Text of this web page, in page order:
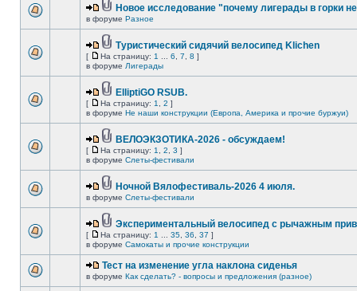
Новое исследование "почему лигерады в горки
в форуме Разное
Туристический сидячий велосипед Klichen
[ На страницу: 1 6 7 8 ]
в форуме Лигерады
ElliptiGO RSUB.
[ На страницу: 1 2 ]
в форуме Не наши конструкции (Европа, Америка и прочие буржуи)
ВЕЛОЭКЗОТИКА-2026 - обсуждаем!
[ На страницу: 1 2 3 ]
в форуме Слеты-фестивали
Ночной Вялофестиваль-2026 4 июля.
в форуме Слеты-фестивали
Экспериментальный велосипед с рычажным
[ На страницу: 1 35 36 37 ]
в форуме Самокаты и прочие конструкции
Тест на изменение угла наклона сиденья
в форуме Как сделать? - вопросы и предложения (разное)